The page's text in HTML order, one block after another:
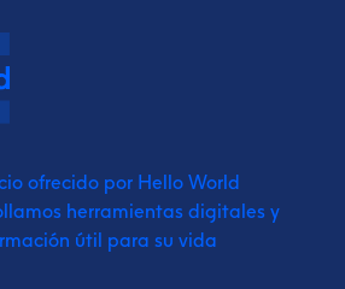
ofrecido por Hello World
herramientas digitales y
útil para su vida